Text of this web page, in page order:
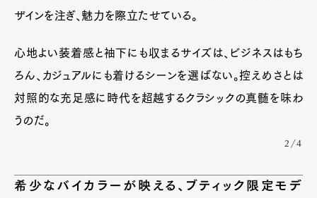
ザインを注ぎ、魅力を際立たせている。
心地よい装着感と袖下にも収まるサイズは、ビジネスはもち
ろん、カジュアルにも着けるシーンを選ばない。控えめさとは
対照的な充足感に時代を超越するクラシックの真髄を味わ
うのだ。
2/4
希少なバイカラーが映える、ブティック限定モデ